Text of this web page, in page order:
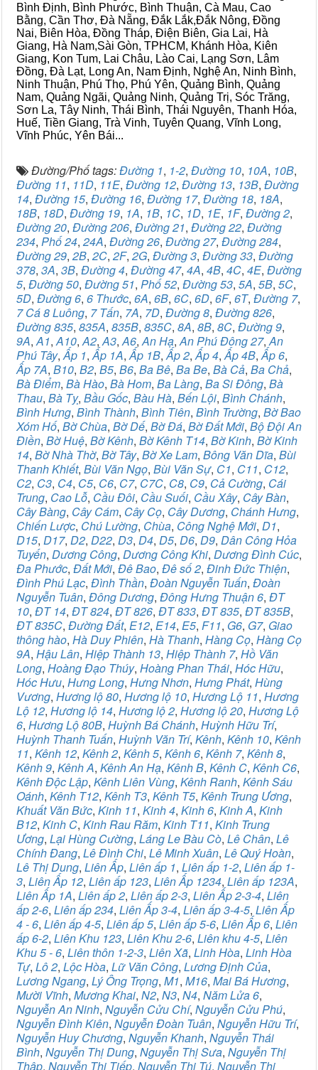
Bình Định, Bình Phước, Bình Thuận, Cà Mau, Cao
Bằng, Cần Thơ, Đà Nẵng, Đắk Lắk,Đắk Nông, Đồng
Nai, Biên Hòa, Đồng Tháp, Điện Biên, Gia Lai, Hà
Giang, Hà Nam,Sài Gòn, TPHCM, Khánh Hòa, Kiên
Giang, Kon Tum, Lai Châu, Lào Cai, Lạng Sơn, Lâm
Đồng, Đà Lạt, Long An, Nam Định, Nghệ An, Ninh Bình,
Ninh Thuận, Phú Thọ, Phú Yên, Quảng Bình, Quảng
Nam, Quảng Ngãi, Quảng Ninh, Quảng Trị, Sóc Trăng,
Sơn La, Tây Ninh, Thái Bình, Thái Nguyên, Thanh Hóa,
Huế, Tiền Giang, Trà Vinh, Tuyên Quang, Vĩnh Long,
Vĩnh Phúc, Yên Bái...
Đường/Phố tags:Đường 1, 1-2, Đường 10, 10A, 10B,
Đường 11, 11D, 11E, Đường 12, Đường 13, 13B, Đường
14, Đường 15, Đường 16, Đường 17, Đường 18, 18A,
18B, 18D, Đường 19, 1A, 1B, 1C, 1D, 1E, 1F, Đường 2,
Đường 20, Đường 206, Đường 21, Đường 22, Đường
234, Phố 24, 24A, Đường 26, Đường 27, Đường 284,
Đường 29, 2B, 2C, 2F, 2G, Đường 3, Đường 33, Đường
378, 3A, 3B, Đường 4, Đường 47, 4A, 4B, 4C, 4E, Đường
5, Đường 50, Đường 51, Phố 52, Đường 53, 5A, 5B, 5C,
5D, Đường 6, 6 Thước, 6A, 6B, 6C, 6D, 6F, 6T, Đường 7,
7 Cá 8 Luông, 7 Tấn, 7A, 7D, Đường 8, Đường 826,
Đường 835, 835A, 835B, 835C, 8A, 8B, 8C, Đường 9,
9A,A1,A10,A2,A3,A6,An Hạ,An Phú Đông 27,An
Phú Tây,Ấp 1,Ấp 1A,Ấp 1B,Ấp 2,Ấp 4,Ấp 4B,Ấp 6,
Ấp 7A, B10, B2, B5, B6, Ba Bê, Ba Be, Bà Cả, Ba Chả,
Bà Điểm, Bà Hào, Bà Hom, Ba Làng, Ba Si Đông, Bà
Thau, Bà Tỵ, Bầu Gốc, Bàu Hà, Bến Lội, Bình Chánh,
Bình Hưng, Bình Thành, Bình Tiên, Bình Trường, Bờ Bao
Xóm Hố, Bờ Chùa, Bờ Dế, Bờ Đá, Bờ Đất Mới, Bộ Đội An
Điền, Bờ Huệ, Bờ Kênh, Bờ Kênh T14, Bờ Kinh, Bờ Kinh
14, Bờ Nhà Thờ, Bờ Tây, Bờ Xe Lam, Bông Văn Dĩa, Bùi
Thanh Khiết, Bùi Văn Ngọ, Bùi Văn Sự, C1, C11, C12,
C2, C3, C4, C5, C6, C7, C7C, C8, C9, Cả Cường, Cái
Trung, Cao Lỗ, Cầu Đôi, Cầu Suối, Cầu Xây, Cây Bàn,
Cây Bàng, Cây Cám, Cây Cọ, Cây Dương, Chánh Hưng,
Chiến Lược, Chú Lường, Chùa, Công Nghệ Mới, D1,
D15, D17, D2, D22, D3, D4, D5, D6, D9, Dân Công Hỏa
Tuyến, Dương Công, Dương Công Khi, Dương Đình Cúc,
Đa Phước, Đất Mới, Đê Bao, Đê số 2, Đinh Đức Thiện,
Đình Phú Lạc, Đình Thần, Đoàn Nguyễn Tuấn, Đoàn
Nguyễn Tuân, Đông Dương, Đông Hưng Thuận 6, ĐT
10, ĐT 14, ĐT 824, ĐT 826, ĐT 833, ĐT 835, ĐT 835B,
ĐT 835C, Đường Đất, E12, E14, E5, F11, G6, G7, Giao
thông hào, Hà Duy Phiên, Hà Thanh, Hàng Cọ, Hàng Cọ
9A, Hậu Lân, Hiệp Thành 13, Hiệp Thành 7, Hồ Văn
Long, Hoàng Đạo Thúy, Hoàng Phan Thái, Hóc Hữu,
Hóc Hưu, Hưng Long, Hưng Nhơn, Hưng Phát, Hùng
Vương, Hương lộ 80, Hương lộ 10, Hương Lộ 11, Hương
Lộ 12, Hương lộ 14, Hương lộ 2, Hương lộ 20, Hương Lộ
6, Hương Lộ 80B, Huỳnh Bá Chánh, Huỳnh Hữu Trí,
Huỳnh Thanh Tuấn, Huỳnh Văn Trí, Kênh, Kênh 10, Kênh
11, Kênh 12, Kênh 2, Kênh 5, Kênh 6, Kênh 7, Kênh 8,
Kênh 9, Kênh A, Kênh An Hạ, Kênh B, Kênh C, Kênh C6,
Kênh Độc Lập, Kênh Liên Vùng, Kênh Ranh, Kênh Sáu
Oánh, Kênh T12, Kênh T3, Kênh T5, Kênh Trung Ương,
Khuất Văn Bức, Kinh 11, Kinh 4, Kinh 6, Kinh A, Kinh
B12, Kinh C, Kinh Rau Răm, Kinh T11, Kinh Trung
Ương, Lại Hùng Cường, Láng Le Bàu Cò, Lê Chân, Lê
Chính Đang, Lê Đình Chi, Lê Minh Xuân, Lê Quý Hoàn,
Lê Thị Dung, Liên Ấp, Liên ấp 1, Liên ấp 1-2, Liên ấp 1-
3, Liên Ấp 12, Liên ấp 123, Liên Ấp 1234, Liên ấp 123A,
Liên Ấp 1A, Liên ấp 2, Liên ấp 2-3, Liên Ấp 2-3-4, Liên
ấp 2-6, Liên ấp 234, Liên Ấp 3-4, Liên ấp 3-4-5, Liên Ấp
4 - 6, Liên ấp 4-5, Liên ấp 5, Liên ấp 5-6, Liên Ấp 6, Liên
ấp 6-2, Liên Khu 123, Liên Khu 2-6, Liên khu 4-5, Liên
Khu 5 - 6, Liên thôn 1-2-3, Liên Xã, Linh Hòa, Linh Hòa
Tự, Lô 2, Lộc Hòa, Lữ Văn Công, Lương Định Của,
Lương Ngang, Lý Ông Trọng, M1, M16, Mai Bá Hương,
Mười Vĩnh, Mương Khai, N2, N3, N4, Năm Lửa 6,
Nguyễn An Ninh, Nguyễn Cửu Chí, Nguyễn Cửu Phú,
Nguyễn Đình Kiên, Nguyễn Đoàn Tuân, Nguyễn Hữu Trí,
Nguyễn Huy Chương, Nguyễn Khanh, Nguyễn Thái
Bình, Nguyễn Thị Dung, Nguyễn Thị Sưa, Nguyễn Thị
Thập, Nguyễn Thị Tiếp, Nguyễn Thị Tú, Nguyễn Thị